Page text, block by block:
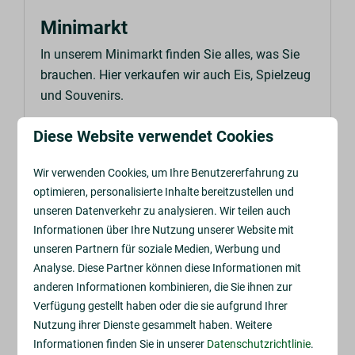
Minimarkt
In unserem Minimarkt finden Sie alles, was Sie
brauchen. Hier verkaufen wir auch Eis, Spielzeug
und Souvenirs.
Im Park
Diese Website verwendet Cookies
Wir verwenden Cookies, um Ihre Benutzererfahrung zu
optimieren, personalisierte Inhalte bereitzustellen und
unseren Datenverkehr zu analysieren. Wir teilen auch
Informationen über Ihre Nutzung unserer Website mit
unseren Partnern für soziale Medien, Werbung und
Analyse. Diese Partner können diese Informationen mit
anderen Informationen kombinieren, die Sie ihnen zur
Verfügung gestellt haben oder die sie aufgrund Ihrer
Nutzung ihrer Dienste gesammelt haben. Weitere
Informationen finden Sie in unserer Datenschutzrichtlinie.